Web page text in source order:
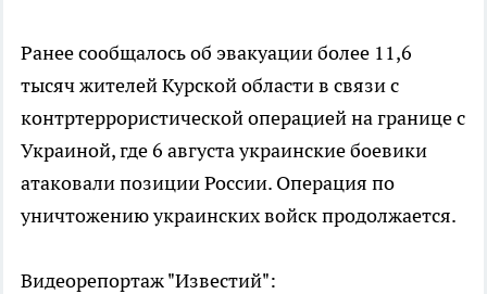
Ранее сообщалось об эвакуации более 11,6
тысяч жителей Курской области в связи с
контртеррористической операцией на границе с
Украиной, где 6 августа украинские боевики
атаковали позиции России. Операция по
уничтожению украинских войск продолжается.
Видеорепортаж "Известий":